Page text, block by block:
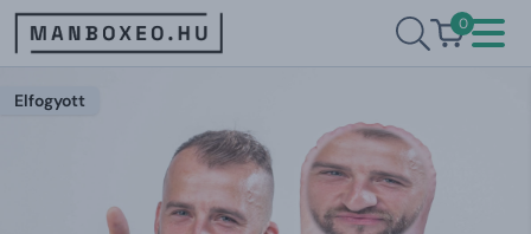
0
Elfogyott